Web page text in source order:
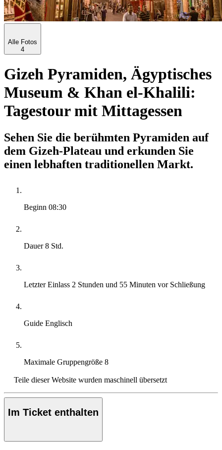
Alle Fotos
4
Gizeh Pyramiden, Ägyptisches
Museum & Khan el-Khalili:
Tagestour mit Mittagessen
Sehen Sie die berühmten Pyramiden auf
dem Gizeh-Plateau und erkunden Sie
einen lebhaften traditionellen Markt.
Beginn 08:30
Dauer8 Std.
Letzter Einlass 2 Stunden und 55 Minuten vor Schließung
Guide Englisch
Maximale Gruppengröße 8
Teile dieser Website wurden maschinell übersetzt
Im Ticket enthalten